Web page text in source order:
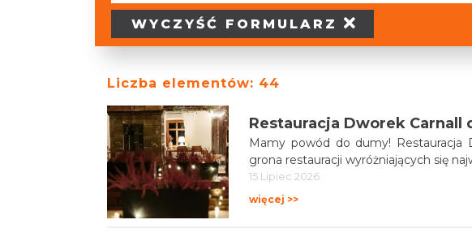
WYCZYŚĆ FORMULARZ
Liczba elementów: 44
Restauracja Dworek Carnall
Mamy powód do dumy! Restauracja
grona restauracji wyróżniających się
15 Lipiec 2026
więcej >>